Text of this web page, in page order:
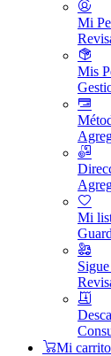
Mi
Mis
Mi
Mi carrito